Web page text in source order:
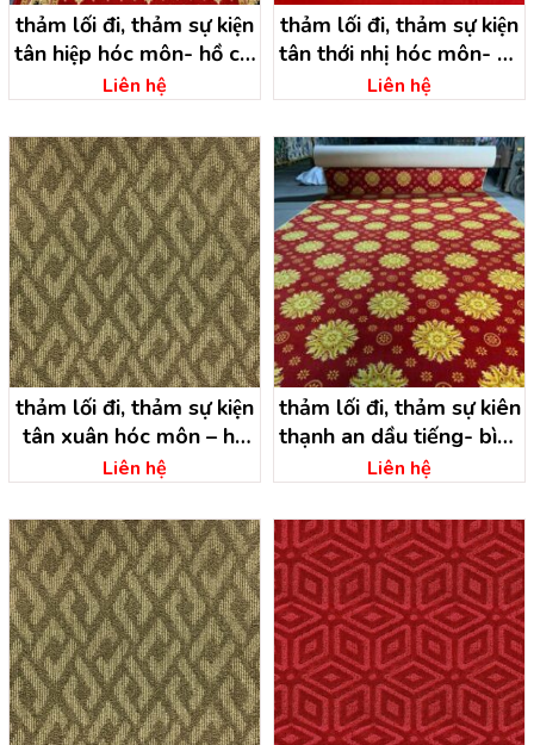
thảm lối đi, thảm sự kiện
tân hiệp hóc môn- hồ chí
minh
Liên hệ
thảm lối đi, thảm sự kiện
tân thới nhị hóc môn- hồ
chí minh
Liên hệ
thảm lối đi, thảm sự kiện
tân xuân hóc môn – hồ
chí minh
Liên hệ
thảm lối đi, thảm sự kiên
thạnh an dầu tiếng- bình
dương
Liên hệ